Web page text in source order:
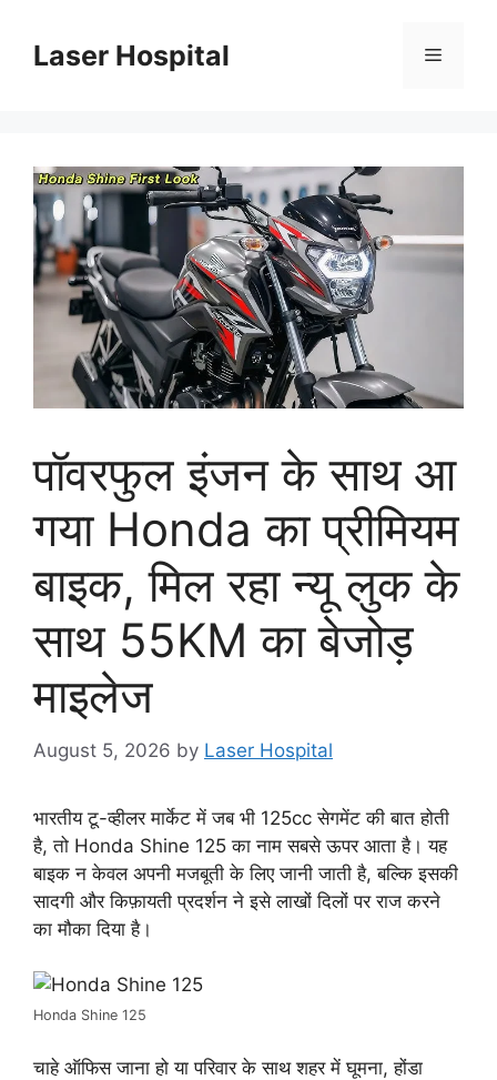
contentLaser Hospital Menu
पॉवरफुल इंजन के साथ आ
गया Honda का प्रीमियम
बाइक, मिल रहा न्यू लुक के
साथ 55KM का बेजोड़
माइलेज
August 5, 2026 by Laser Hospital
भारतीय टू-व्हीलर मार्केट में जब भी 125cc सेगमेंट की बात होती
है, तो Honda Shine 125 का नाम सबसे ऊपर आता है। यह
बाइक न केवल अपनी मजबूती के लिए जानी जाती है, बल्कि इसकी
सादगी और किफ़ायती प्रदर्शन ने इसे लाखों दिलों पर राज करने
का मौका दिया है।
Honda Shine 125
चाहे ऑफिस जाना हो या परिवार के साथ शहर में घूमना, होंडा